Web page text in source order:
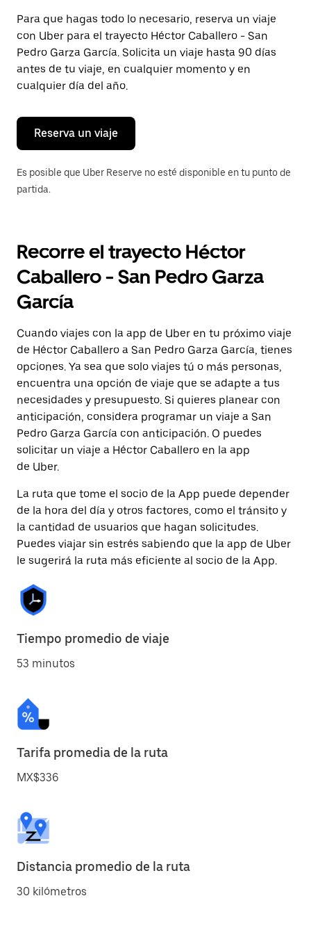
Presiona
la
tecla Esc
para
cerrar
el
calendario.
Para que hagas todo lo necesario, reserva un viaje
con Uber para el trayecto Héctor Caballero - San
Pedro Garza García. Solicita un viaje hasta 90 días
antes de tu viaje, en cualquier momento y en
cualquier día del año.
Reserva un viaje
Es posible que Uber Reserve no esté disponible en tu punto de
partida.
Recorre el trayecto Héctor
Caballero - San Pedro Garza
García
Cuando viajes con la app de Uber en tu próximo viaje
de Héctor Caballero a San Pedro Garza García, tienes
opciones. Ya sea que solo viajes tú o más personas,
encuentra una opción de viaje que se adapte a tus
necesidades y presupuesto. Si quieres planear con
anticipación, considera programar un viaje a San
Pedro Garza García con anticipación. O puedes
solicitar un viaje a Héctor Caballero en la app
de Uber.
La ruta que tome el socio de la App puede depender
de la hora del día y otros factores, como el tránsito y
la cantidad de usuarios que hagan solicitudes.
Puedes viajar sin estrés sabiendo que la app de Uber
le sugerirá la ruta más eficiente al socio de la App.
Tiempo promedio de viaje
53 minutos
Tarifa promedia de la ruta
MX$336
Distancia promedio de la ruta
30 kilómetros